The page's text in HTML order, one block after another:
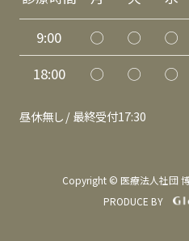
9:00 ◯ ◯ ◯
18:00
◯ ◯ ◯
昼休無し / 最終受付17:30
Copyright © 医療法人社団
PRODUCE BY